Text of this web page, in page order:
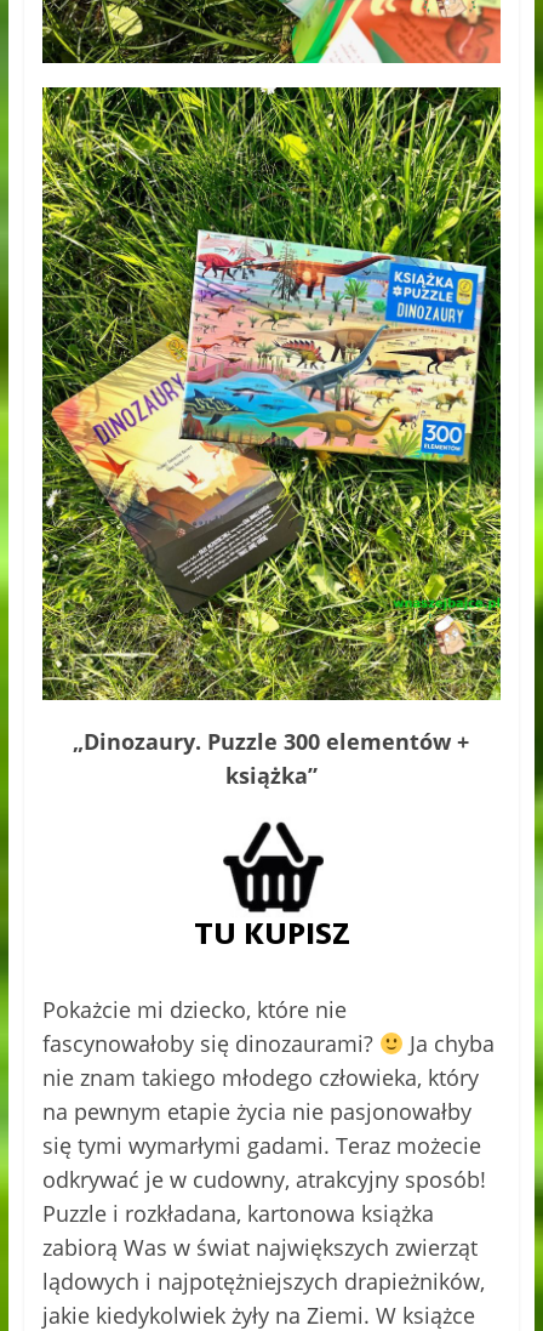
„Dinozaury. Puzzle 300 elementów +
książka”
Pokażcie mi dziecko, które nie
fascynowałoby się dinozaurami?
Ja chyba
nie znam takiego młodego człowieka, który
na pewnym etapie życia nie pasjonowałby
się tymi wymarłymi gadami. Teraz możecie
odkrywać je w cudowny, atrakcyjny sposób!
Puzzle i rozkładana, kartonowa książka
zabiorą Was w świat największych zwierząt
lądowych i najpotężniejszych drapieżników,
jakie kiedykolwiek żyły na Ziemi. W książce